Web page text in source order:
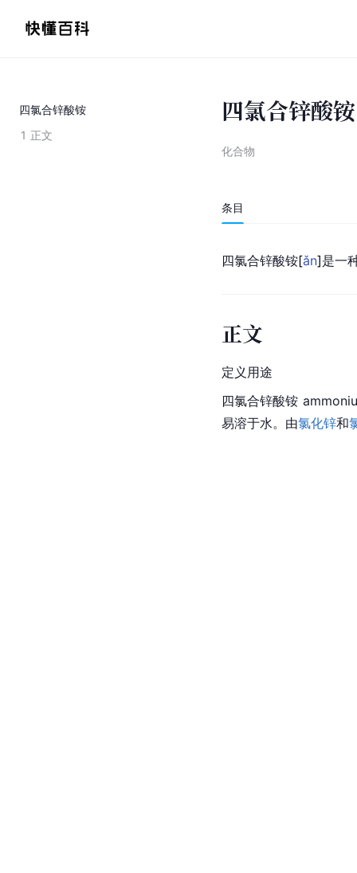
四氯合锌酸铵
1 正文
四氯合锌酸铵
化合物
条目
四氯合锌酸铵[ǎn]是一
正文
定义用途
四氯合锌酸铵
易溶于水。由氯化锌和